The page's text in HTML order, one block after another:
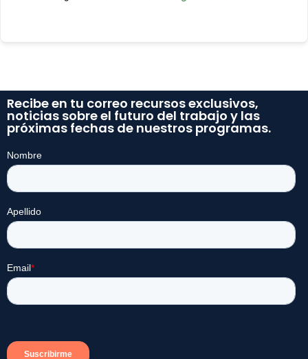
Recibe en tu correo recursos exclusivos,
noticias sobre el futuro del trabajo y las
próximas fechas de nuestros programas.